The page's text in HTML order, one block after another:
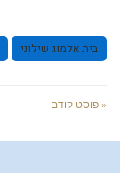
בית אלמוג שילוני
« פוסט קודם